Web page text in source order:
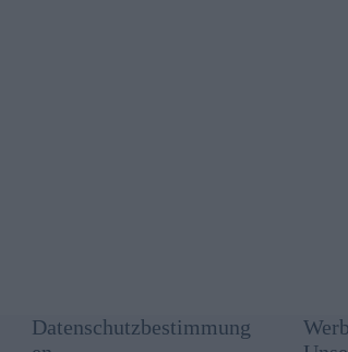
Datenschutzbestimmung